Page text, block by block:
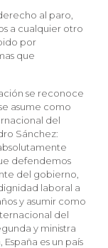
al paro,
a cualquier otro
por
que
se reconoce
asume como
del
Sánchez:
defendemos
del gobierno,
laboral a
y asumir como
del
y ministra
es un país